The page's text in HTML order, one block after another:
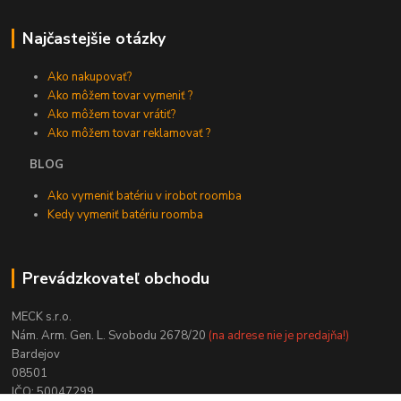
Najčastejšie otázky
Ako nakupovať?
Ako môžem tovar vymeniť ?
Ako môžem tovar vrátiť?
Ako môžem tovar reklamovať ?
BLOG
Ako vymeniť batériu v irobot roomba
Kedy vymeniť batériu roomba
Prevádzkovateľ obchodu
MECK s.r.o.
Nám. Arm. Gen. L. Svobodu 2678/20 (na adrese nie je predajňa!)
Bardejov
08501
IČO: 50047299